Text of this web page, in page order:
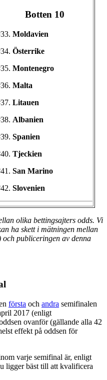
Botten 10
Moldavien
Österrike
Montenegro
Malta
Litauen
Albanien
Spanien
Tjeckien
San Marino
Slovenien
olika bettingsajters odds. Vi
ha skett i mätningen mellan
publiceringen av denna
första och andra semifinalen
2017 (enligt
ovanför (gällande alla 42
effekt på oddsen för
varje semifinal är, enligt
ligger bäst till att kvalificera